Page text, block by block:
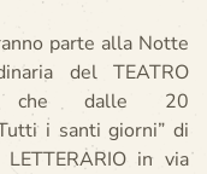
parte alla Notte
del TEATRO
che dalle 20
i santi giorni” di
in via